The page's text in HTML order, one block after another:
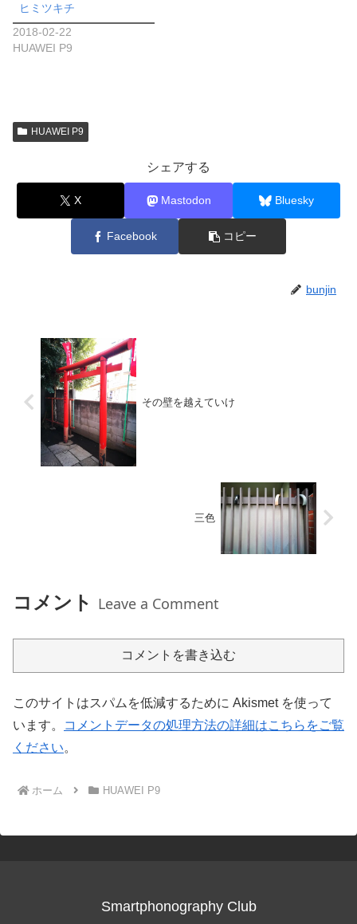
ヒミツキチ
2018-02-22
HUAWEI P9
HUAWEI P9
シェアする
X Mastodon Bluesky
Facebook コピー
bunjin
その壁を越えていけ
三色
コメント Leave a Comment
コメントを書き込む
このサイトはスパムを低減するために Akismet を使って
います。
コメントデータの処理方法の詳細はこちらをご覧
ください。
ホーム HUAWEI P9
Smartphonography Club